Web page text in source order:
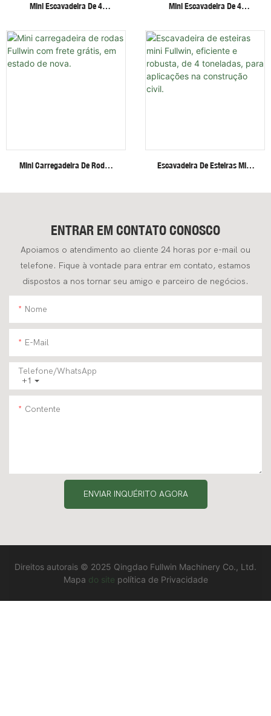
Mini Escavadeira De 4
Fechada, Braço Articulado,
Sistema Hidráulico Potente E
Confiável.
Mini Escavadeira De 4
Aço, Motor Invisível De Alta
Eficiência Para Altas E Baixas
Velocidades
Mini Carregadeira De Rodas
Estado De Nova.
Escavadeira De Esteiras Mini
De 4 Toneladas, Para
ENTRAR EM CONTATO CONOSCO
Apoiamos o atendimento ao cliente 24 horas por e-mail ou
telefone. Fique à vontade para entrar em contato, estamos
dispostos a nos tornar seu amigo e parceiro de negócios.
Nome
E-Mail
+1
Telefone/WhatsApp
Contente
ENVIAR INQUÉRITO AGORA
Direitos autorais © 2025 Qingdao Fullwin Machinery Co., Ltd.
Mapa do site política de Privacidade